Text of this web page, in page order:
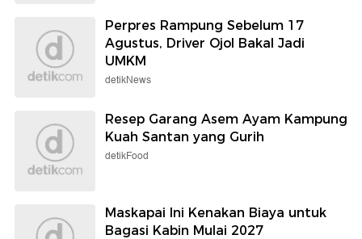
Perpres Rampung Sebelum 17
Agustus, Driver Ojol Bakal Jadi
UMKM
detikNews
Resep Garang Asem Ayam Kampung
Kuah Santan yang Gurih
detikFood
Maskapai Ini Kenakan Biaya untuk
Bagasi Kabin Mulai 2027